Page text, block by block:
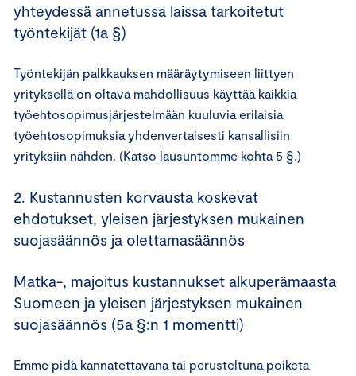
yhteydessä annetussa laissa tarkoitetut
työntekijät (1a §)
Työntekijän palkkauksen määräytymiseen liittyen
yrityksellä on oltava mahdollisuus käyttää kaikkia
työehtosopimusjärjestelmään kuuluvia erilaisia
työehtosopimuksia yhdenvertaisesti kansallisiin
yrityksiin nähden. (Katso lausuntomme kohta 5 §.)
2. Kustannusten korvausta koskevat
ehdotukset, yleisen järjestyksen mukainen
suojasäännös ja olettamasäännös
Matka-, majoitus kustannukset alkuperämaasta
Suomeen ja yleisen järjestyksen mukainen
suojasäännös (5a §:n 1 momentti)
Emme pidä kannatettavana tai perusteltuna poiketa